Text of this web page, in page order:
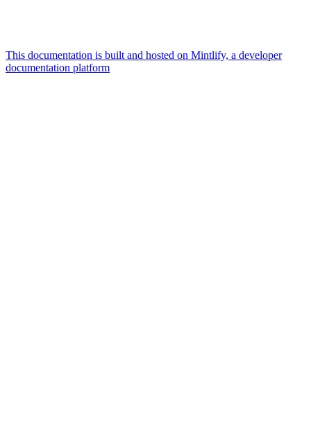
This documentation is built and hosted on Mintlify, a developer
documentation platform